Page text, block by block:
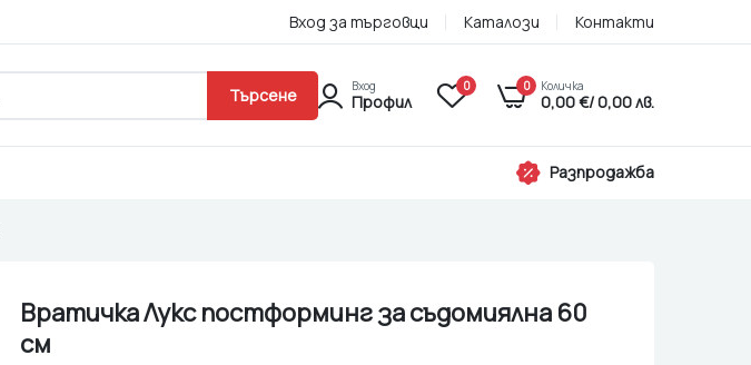
Вход за търговци Каталози Контакти
Търсене Вход
Профил
0 0 Количка
0,00€/ 0,00 лв.
Разпродажба
Вратичка Лукс постформинг за съдомиялна 60
см